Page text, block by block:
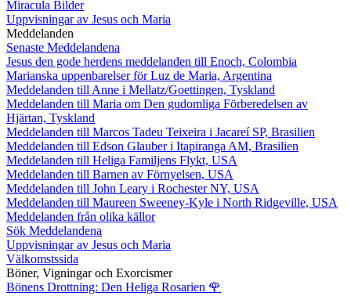
Miracula Bilder
Uppvisningar av Jesus och Maria
Meddelanden
Senaste Meddelandena
Jesus den gode herdens meddelanden till Enoch, Colombia
Marianska uppenbarelser för Luz de Maria, Argentina
Meddelanden till Anne i Mellatz/Goettingen, Tyskland
Meddelanden till Maria om Den gudomliga Förberedelsen av
Hjärtan, Tyskland
Meddelanden till Marcos Tadeu Teixeira i Jacareí SP, Brasilien
Meddelanden till Edson Glauber i Itapiranga AM, Brasilien
Meddelanden till Heliga Familjens Flykt, USA
Meddelanden till Barnen av Förnyelsen, USA
Meddelanden till John Leary i Rochester NY, USA
Meddelanden till Maureen Sweeney-Kyle i North Ridgeville, USA
Meddelanden från olika källor
Sök Meddelandena
Uppvisningar av Jesus och Maria
Välkomstssida
Böner, Vigningar och Exorcismer
Bönens Drottning: Den Heliga Rosarien 🌹